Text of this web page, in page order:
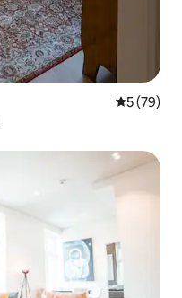
Keskmine
5 (79)